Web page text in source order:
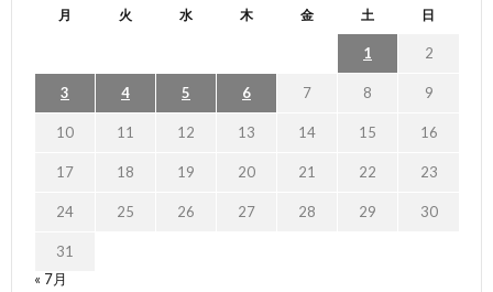
月 火 水 木 金 土 日
1 2
3 4 5 6 7 8 9
10 11 12 13 14 15 16
17 18 19 20 21 22 23
24 25 26 27 28 29 30
31
« 7月